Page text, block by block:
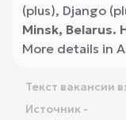
(plus), Django
Minsk, Belarus.
More details in
Текст вакансии
Источник -